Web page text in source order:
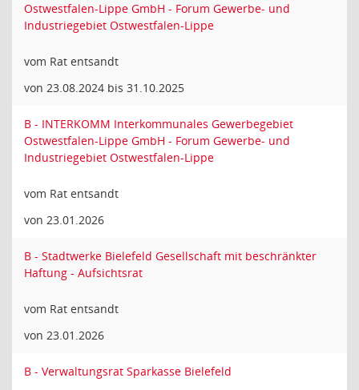
Ostwestfalen-Lippe GmbH - Forum Gewerbe- und
Industriegebiet Ostwestfalen-Lippe
vom Rat entsandt
von 23.08.2024 bis 31.10.2025
B - INTERKOMM Interkommunales Gewerbegebiet
Ostwestfalen-Lippe GmbH - Forum Gewerbe- und
Industriegebiet Ostwestfalen-Lippe
vom Rat entsandt
von 23.01.2026
B - Stadtwerke Bielefeld Gesellschaft mit beschränkter
Haftung - Aufsichtsrat
vom Rat entsandt
von 23.01.2026
B - Verwaltungsrat Sparkasse Bielefeld